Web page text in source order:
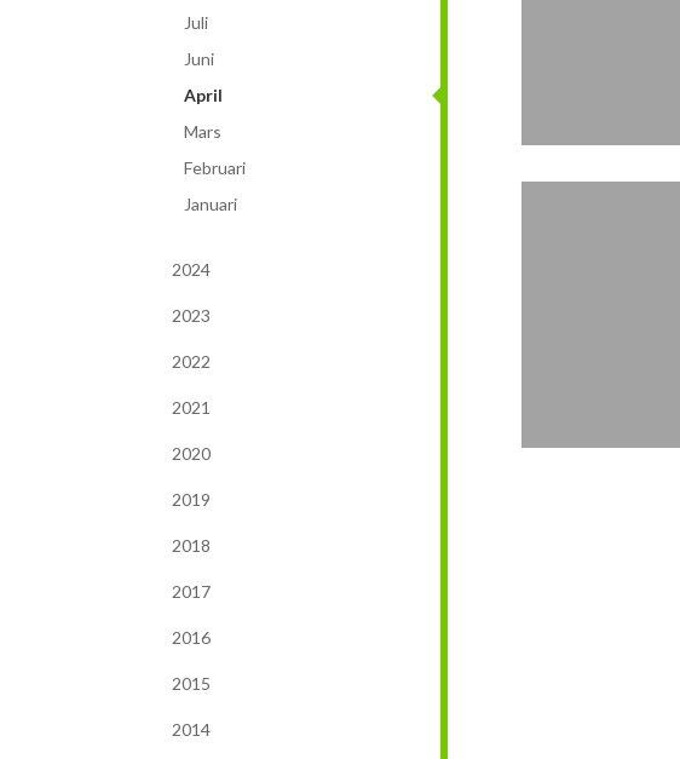
Juli
Juni
April
Mars
Februari
Januari
2024
2023
2022
2021
2020
2019
2018
2017
2016
2015
2014